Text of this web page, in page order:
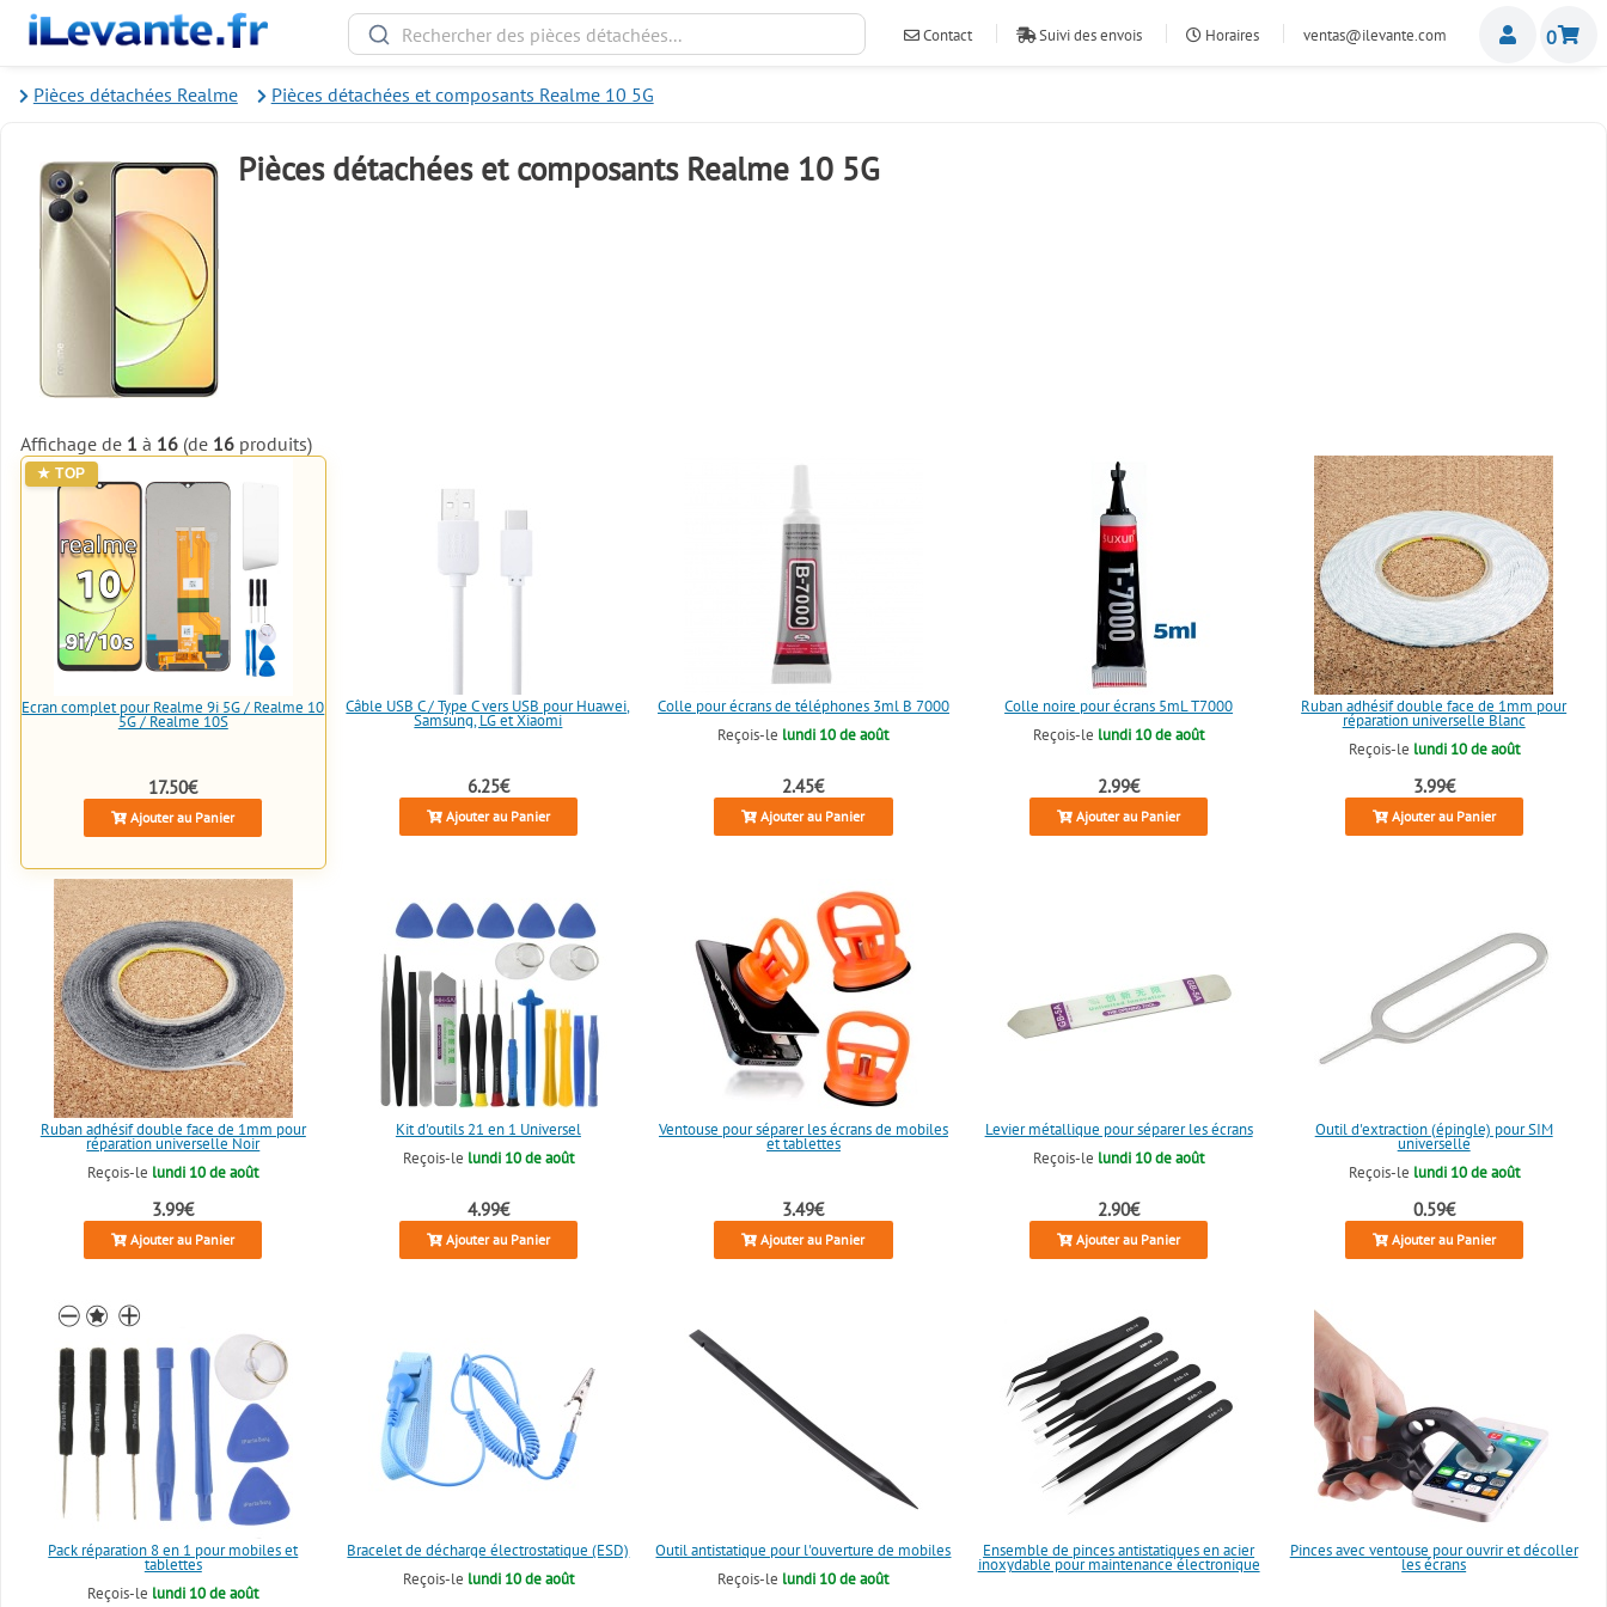
Contact Suivi des envois Horaires ventas@ilevante.com 0
Pièces détachées Realme Pièces détachées et composants Realme 10 5G
Pièces détachées et composants Realme 10 5G
Affichage de 1 à 16 (de 16 produits)
Écran complet pour Realme 9i 5G / Realme 10
5G / Realme 10S
17.50€
Ajouter au Panier
Câble USB C / Type C vers USB pour Huawei,
Samsung, LG et Xiaomi
6.25€
Ajouter au Panier
Colle pour écrans de téléphones 3ml B 7000
Reçois-le lundi 10 de août
2.45€
Ajouter au Panier
Colle noire pour écrans 5mL T7000
Reçois-le lundi 10 de août
2.99€
Ajouter au Panier
Ruban adhésif double face de 1mm pour
réparation universelle Blanc
Reçois-le lundi 10 de août
3.99€
Ajouter au Panier
Ruban adhésif double face de 1mm pour
réparation universelle Noir
Reçois-le lundi 10 de août
3.99€
Ajouter au Panier
Kit d'outils 21 en 1 Universel
Reçois-le lundi 10 de août
4.99€
Ajouter au Panier
Ventouse pour séparer les écrans de mobiles
et tablettes
3.49€
Ajouter au Panier
Levier métallique pour séparer les écrans
Reçois-le lundi 10 de août
2.90€
Ajouter au Panier
Outil d'extraction (épingle) pour SIM
universelle
Reçois-le lundi 10 de août
0.59€
Ajouter au Panier
Pack réparation 8 en 1 pour mobiles et
tablettes
Reçois-le lundi 10 de août
Bracelet de décharge électrostatique (ESD)
Reçois-le lundi 10 de août
Outil antistatique pour l'ouverture de mobiles
Reçois-le lundi 10 de août
Ensemble de pinces antistatiques en acier
inoxydable pour maintenance électronique
Pinces avec ventouse pour ouvrir et décoller
les écrans